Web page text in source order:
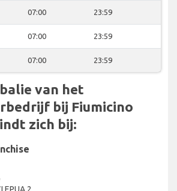
07:00 23:59
07:00 23:59
07:00 23:59
van het
bij Fiumicino
zich bij:
EPUA 2